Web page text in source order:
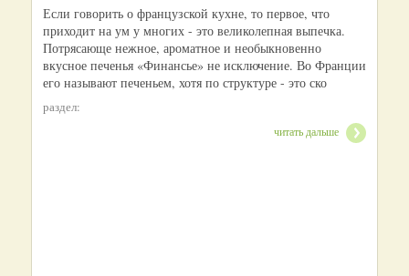
Если говорить о французской кухне, то первое, что
приходит на ум у многих - это великолепная выпечка.
Потрясающе нежное, ароматное и необыкновенно
вкусное печенья «Финансье» не исключение. Во Франции
его называют печеньем, хотя по структуре - это ско
раздел:
читать дальше